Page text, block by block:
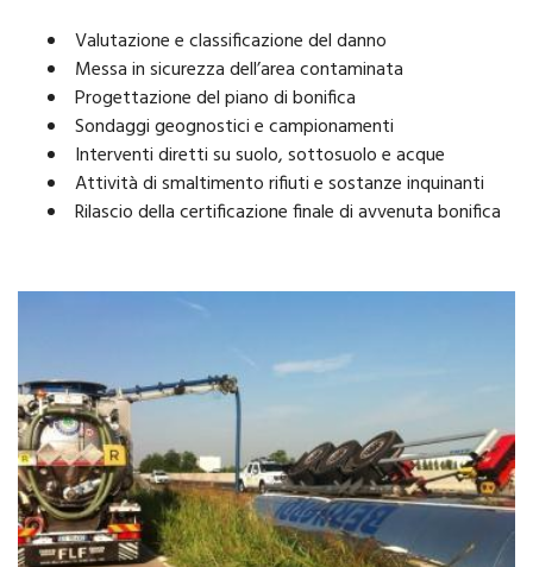
Valutazione e classificazione del danno
Messa in sicurezza dell’area contaminata
Progettazione del piano di bonifica
Sondaggi geognostici e campionamenti
Interventi diretti su suolo, sottosuolo e acque
Attività di smaltimento rifiuti e sostanze inquinanti
Rilascio della certificazione finale di avvenuta bonifica